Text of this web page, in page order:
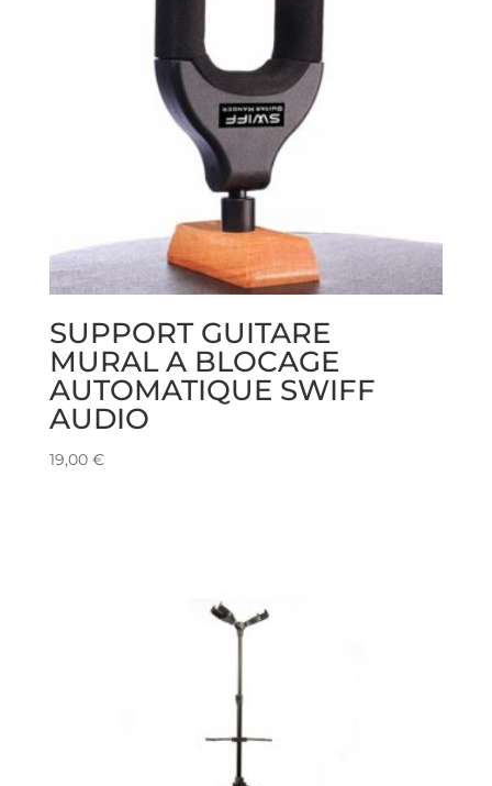
SUPPORT GUITARE
MURAL A BLOCAGE
AUTOMATIQUE SWIFF
AUDIO
19,00 €